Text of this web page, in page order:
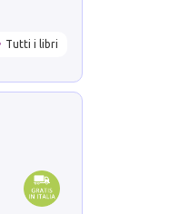
Tutti i libri